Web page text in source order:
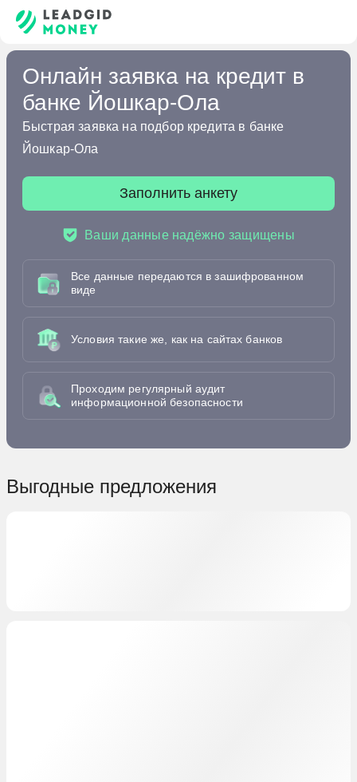
Онлайн заявка на кредит в
банке Йошкар-Ола
Быстрая заявка на подбор кредита в банке
Йошкар-Ола
Заполнить анкету
Ваши данные надёжно защищены
Все данные передаются в зашифрованном
виде
Условия такие же, как на сайтах банков
Проходим регулярный аудит
информационной безопасности
Выгодные предложения